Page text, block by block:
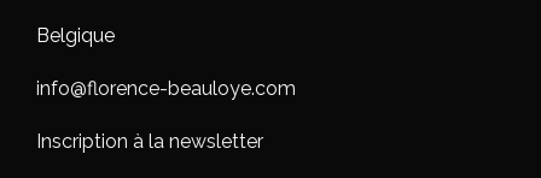
Belgique
info@florence-beauloye.com
Inscription à la newsletter